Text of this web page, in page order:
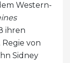
Western-
ihren
Regie von
Sidney